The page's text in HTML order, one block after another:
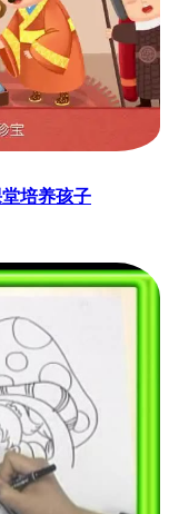
培养孩子